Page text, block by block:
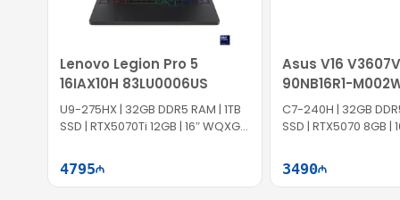
Lenovo Legion Pro 5
16IAX10H 83LU0006US
U9-275HX | 32GB DDR5 RAM | 1TB
SSD | RTX5070Ti 12GB | 16″ WQXGA
4795
Asus V16
90NB16R1-
C7-240H | 32GB
SSD | RTX5070 8GB |
3490